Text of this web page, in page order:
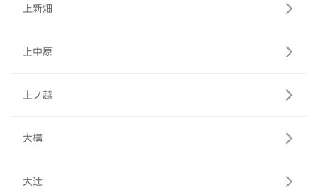
上新畑
上中原
上ノ越
大構
大辻